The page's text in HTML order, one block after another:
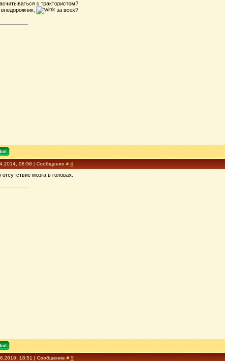
с трактористом?
внедорожник,
за всех?
08:58 | Сообщение # 4
мозга в головах.
18:51 | Сообщение # 5